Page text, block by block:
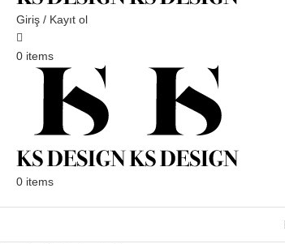
Giriş / Kayıt ol
0 items
0 items